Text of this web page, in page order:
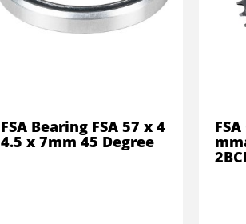
FSA Bearing FSA 57 x 4
4.5 x 7mm 45 Degree